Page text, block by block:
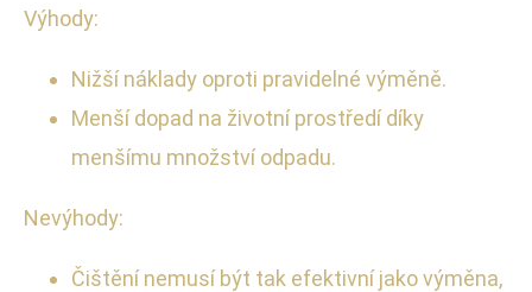
Výhody:
Nižší náklady oproti pravidelné výměně.
Menší dopad na životní prostředí díky
menšímu množství odpadu.
Nevýhody:
Čištění nemusí být tak efektivní jako výměna,